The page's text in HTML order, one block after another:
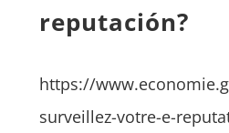
reputación?
https://
surveillez-votre-e-